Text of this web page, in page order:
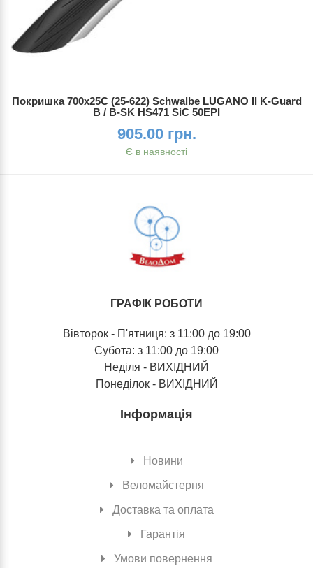
Покришка 700x25C (25-622) Schwalbe LUGANO II K-Guard
B / B-SK HS471 SiC 50EPI
905.00 грн.
Є в наявності
ГРАФІК РОБОТИ
Вівторок - П'ятниця: з 11:00 до 19:00
Субота: з 11:00 до 19:00
Неділя - ВИХІДНИЙ
Понеділок - ВИХІДНИЙ
Інформація
Новини
Веломайстерня
Доставка та оплата
Гарантія
Умови повернення